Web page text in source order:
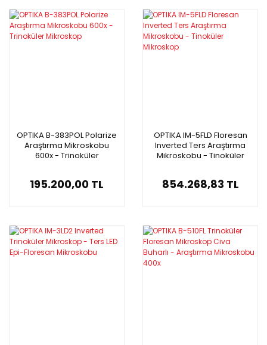
OPTIKA B-383POL Polarize
Araştırma Mikroskobu
600x - Trinoküler
195.200,00 TL
OPTIKA IM-5FLD Floresan
Inverted Ters Araştırma
Mikroskobu - Tinoküler
854.268,83 TL